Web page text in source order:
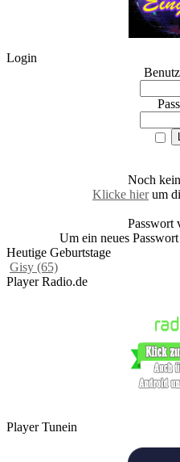
Login
Noch
Klicke hierum
Passwort
Um ein neues
Heutige Geburtstage
Gisy (65)
Player Radio.de
Player Tunein